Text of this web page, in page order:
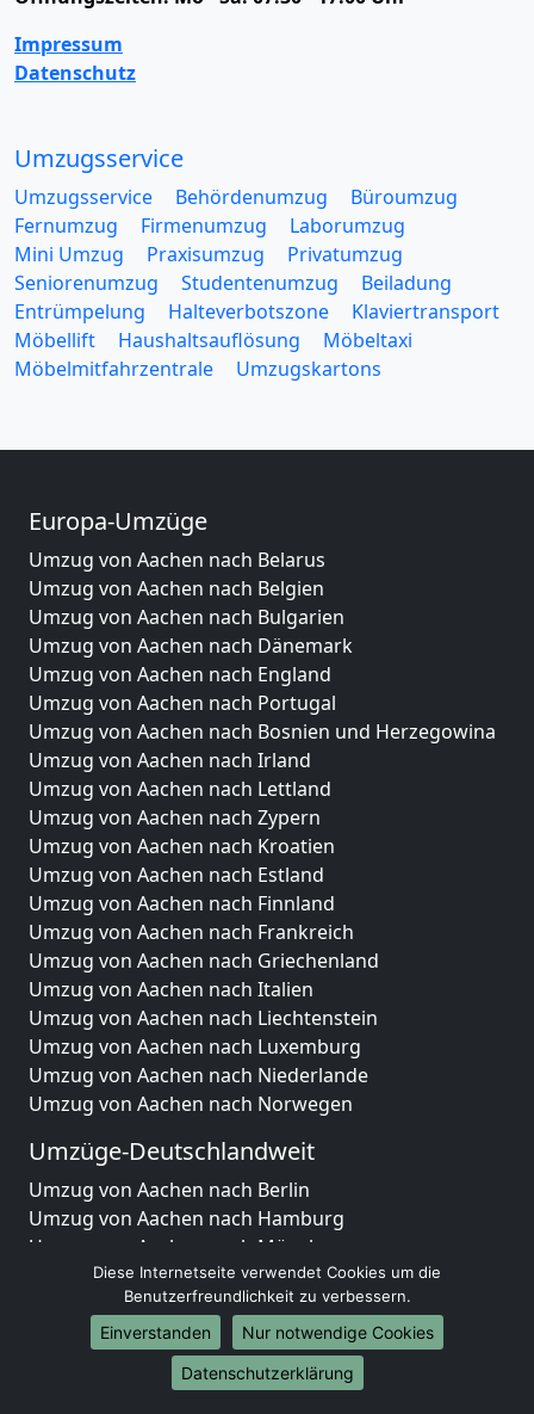
Impressum
Datenschutz
Umzugsservice
Umzugsservice Behördenumzug
Büroumzug
Fernumzug
Firmenumzug
Laborumzug
Mini Umzug
Praxisumzug
Privatumzug
Seniorenumzug
Studentenumzug
Beiladung
Entrümpelung
Halteverbotszone
Klaviertransport
Möbellift
Haushaltsauflösung
Möbeltaxi
Möbelmitfahrzentrale
Umzugskartons
Europa-Umzüge
Umzug von Aachen nach Belarus
Umzug von Aachen nach Belgien
Umzug von Aachen nach Bulgarien
Umzug von Aachen nach Dänemark
Umzug von Aachen nach England
Umzug von Aachen nach Portugal
Umzug von Aachen nach Bosnien und Herzegowina
Umzug von Aachen nach Irland
Umzug von Aachen nach Lettland
Umzug von Aachen nach Zypern
Umzug von Aachen nach Kroatien
Umzug von Aachen nach Estland
Umzug von Aachen nach Finnland
Umzug von Aachen nach Frankreich
Umzug von Aachen nach Griechenland
Umzug von Aachen nach Italien
Umzug von Aachen nach Liechtenstein
Umzug von Aachen nach Luxemburg
Umzug von Aachen nach Niederlande
Umzug von Aachen nach Norwegen
Umzüge-Deutschlandweit
Umzug von Aachen nach Berlin
Umzug von Aachen nach Hamburg
Umzug von Aachen nach München
Umzug von Aachen nach Köln
Umzug von Aachen nach Frankfurt am Main
Umzug von Aachen nach Stuttgart
Umzug von Aachen nach Düsseldorf
Umzug von Aachen nach Leipzig
Diese Internetseite verwendet Cookies um die
Benutzerfreundlichkeit zu verbessern.
Einverstanden
Nur notwendige Cookies
Datenschutzerklärung